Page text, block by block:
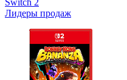
Switch 2
Лидеры продаж